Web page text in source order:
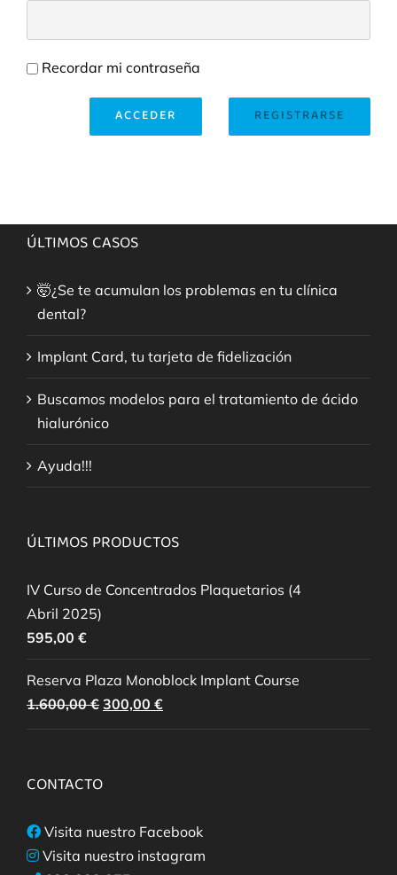
Recordar mi contraseña
REGISTRARSE
ACCEDER
ÚLTIMOS CASOS
🤯¿Se te acumulan los problemas en tu clínica
dental?
Implant Card, tu tarjeta de fidelización
Buscamos modelos para el tratamiento de ácido
hialurónico
Ayuda!!!
ÚLTIMOS PRODUCTOS
IV Curso de Concentrados Plaquetarios (4
Abril 2025)
595,00 €
Reserva Plaza Monoblock Implant Course
1.600,00€ El
precio
300,00 €El
precio
CONTACTO
Visita nuestro Facebook
Visita nuestro instagram